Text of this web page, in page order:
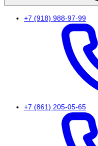
+7 (918) 988-97-99
+7 (861) 205-05-65